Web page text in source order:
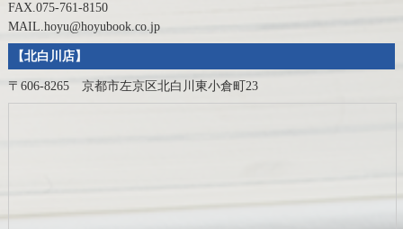
FAX.075-761-8150
MAIL.hoyu@hoyubook.co.jp
【北白川店】
〒606-8265 京都市左京区北白川東小倉町23